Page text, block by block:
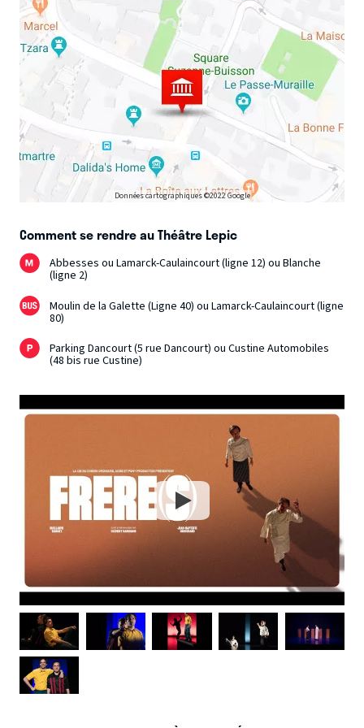
Données cartographiques ©2022 Google
Comment se rendre au Théâtre Lepic
Abbesses ou Lamarck-Caulaincourt (ligne 12) ou Blanche
(ligne 2)
Moulin de la Galette (Ligne 40) ou Lamarck-Caulaincourt (ligne
80)
Parking Dancourt (5 rue Dancourt) ou Custine Automobiles
(48 bis rue Custine)